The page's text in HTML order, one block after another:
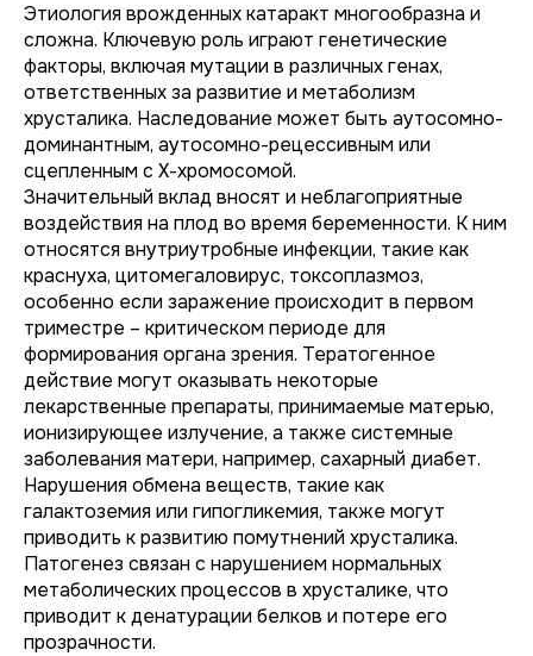
Этиология врожденных катаракт многообразна и
сложна. Ключевую роль играют генетические
факторы, включая мутации в различных генах,
ответственных за развитие и метаболизм
хрусталика. Наследование может быть аутосомно-
доминантным, аутосомно-рецессивным или
сцепленным с Х-хромосомой.
Значительный вклад вносят и неблагоприятные
воздействия на плод во время беременности. К ним
относятся внутриутробные инфекции, такие как
краснуха, цитомегаловирус, токсоплазмоз,
особенно если заражение происходит в первом
триместре – критическом периоде для
формирования органа зрения. Тератогенное
действие могут оказывать некоторые
лекарственные препараты, принимаемые матерью,
ионизирующее излучение, а также системные
заболевания матери, например, сахарный диабет.
Нарушения обмена веществ, такие как
галактоземия или гипогликемия, также могут
приводить к развитию помутнений хрусталика.
Патогенез связан с нарушением нормальных
метаболических процессов в хрусталике, что
приводит к денатурации белков и потере его
прозрачности.